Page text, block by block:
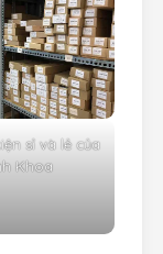
sỉ và lẻ của
Khoa